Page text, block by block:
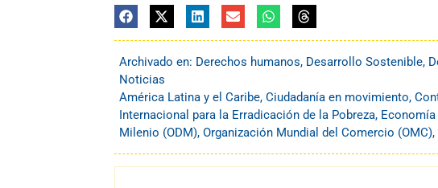
Archivado en: Derechos humanos, Desarrollo Sostenible,
Noticias
América Latina y el Caribe, Ciudadanía en movimiento,
Internacional para la Erradicación de la Pobreza,
Milenio (ODM), Organización Mundial del Comercio (OMC),